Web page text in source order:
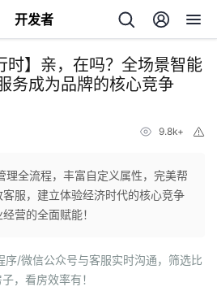
开发者
时】亲，在吗？全场景智能
务成为品牌的核心竞争
9.8k+
理全流程，丰富自定义属性，完美帮
服，建立体验经济时代的核心竞争
营的全面赋能！
序/微信公众号与客服实时沟通，筛选比
，看房效率有！